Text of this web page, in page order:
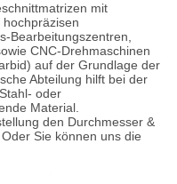
mit
Bearbeitungszentren,
CNC-Drehmaschinen
auf der Grundlage der
Abteilung hilft bei der
oder
Material.
den Durchmesser &
Sie können uns die